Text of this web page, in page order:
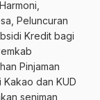
Peluncuran
Kredit bagi
Pinjaman
dan KUD
seniman